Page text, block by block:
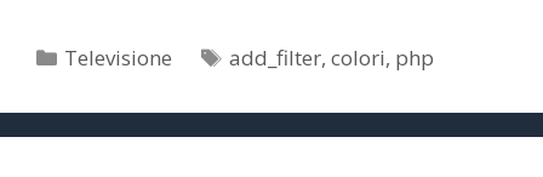
Categorie
Televisione Tag
add_filter,colori, php